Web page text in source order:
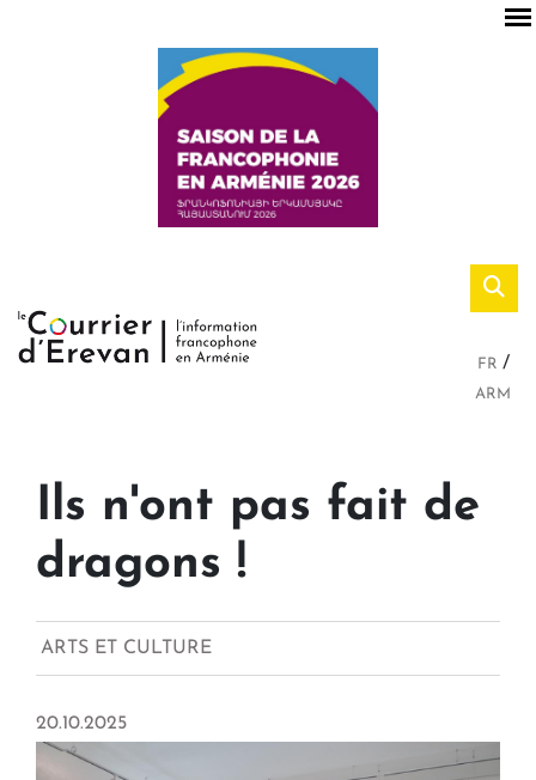
FR
ARM
Ils n'ont pas fait de
dragons !
ARTS ET CULTURE
20.10.2025